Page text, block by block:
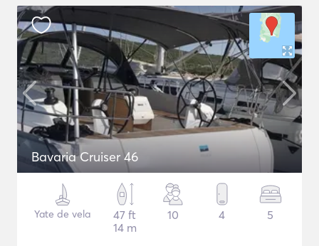
Bavaria Cruiser 46
Yate de vela
47 ft
14 m
10 4 5